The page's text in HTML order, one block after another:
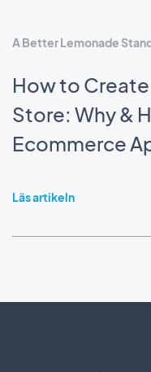
A Better Lemonade
How to
Store: Why &
Ecommerce
Läs artikeln